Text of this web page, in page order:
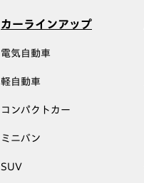
カーラインアップ
電気自動車
軽自動車
コンパクトカー
ミニバン
SUV